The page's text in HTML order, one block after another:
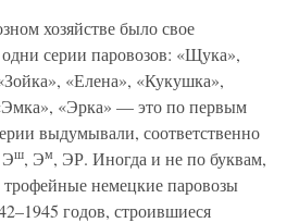
хозяйстве было свое
серии паровозов: «Щука»,
«Елена», «Кукушка»,
«Эрка» — это по первым
выдумывали, соответственно
ш, Эм, ЭР. Иногда и не по буквам,
немецкие паровозы
годов, строившиеся